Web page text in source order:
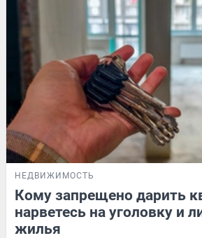
НЕДВИЖИМОСТЬ
Кому запрещено дарить
нарветесь на уголовку и
жилья